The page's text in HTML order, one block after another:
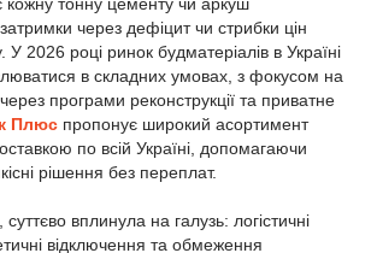
через дефіцит чи стрибки цін
2026 році ринок будматеріалів в Україні
в складних умовах, з фокусом на
програми реконструкції та приватне
Плюс пропонує широкий асортимент
по всій Україні, допомагаючи
рішення без переплат.
вплинула на галузь: логістичні
відключення та обмеження